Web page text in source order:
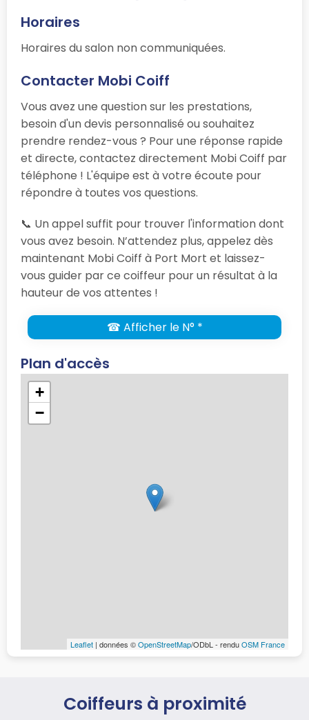
Horaires
Horaires du salon non communiquées.
Contacter Mobi Coiff
Vous avez une question sur les prestations,
besoin d'un devis personnalisé ou souhaitez
prendre rendez-vous ? Pour une réponse rapide
et directe, contactez directement Mobi Coiff par
téléphone ! L'équipe est à votre écoute pour
répondre à toutes vos questions.
📞 Un appel suffit pour trouver l'information dont
vous avez besoin. N’attendez plus, appelez dès
maintenant Mobi Coiff à Port Mort et laissez-
vous guider par ce coiffeur pour un résultat à la
hauteur de vos attentes !
☎ Afficher le N° *
Plan d'accès
+
−
Leaflet | données ©OpenStreetMap/ODbL - renduOSM France
Coiffeurs à proximité